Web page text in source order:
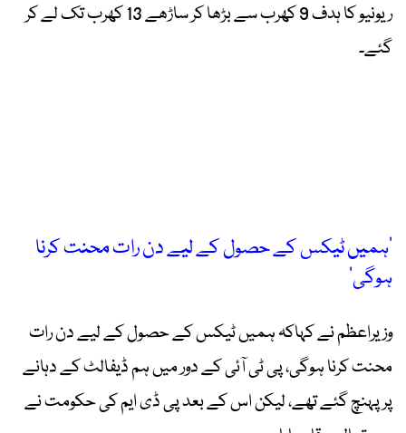
ریونیو کا ہدف 9 کھرب سے بڑھا کر ساڑھے 13 کھرب تک لے کر
گئے۔
’ہمیں ٹیکس کے حصول کے لیے دن رات محنت کرنا
ہوگی‘
وزیراعظم نے کہاکہ ہمیں ٹیکس کے حصول کے لیے دن رات
محنت کرنا ہوگی، پی ٹی آئی کے دور میں ہم ڈیفالٹ کے دہانے
پر پہنچ گئے تھے، لیکن اس کے بعد پی ڈی ایم کی حکومت نے